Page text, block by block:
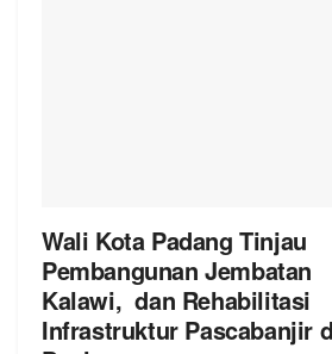
Wali Kota Padang Tinjau
Pembangunan Jembatan
Kalawi, dan Rehabilitasi
Infrastruktur Pascabanjir